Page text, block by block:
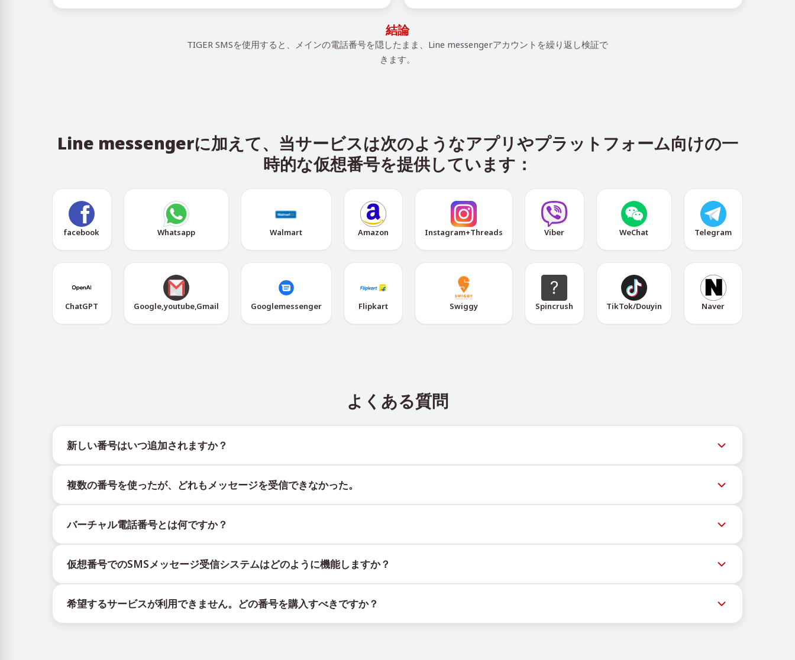
結論
TIGER SMSを使用すると、メインの電話番号を隠したまま、Line messengerアカウントを繰り返し検証で
きます。
Line messengerに加えて、当サービスは次のようなアプリやプラットフォーム向けの一
時的な仮想番号を提供しています：
facebook Whatsapp Walmart Amazon Instagram+Threads Viber WeChat Telegram
ChatGPT Google,youtube,Gmail Googlemessenger Flipkart Swiggy Spincrush TikTok/Douyin Naver
よくある質問
新しい番号はいつ追加されますか？
更新を提供します。
複数の番号を使ったが、どれもメッセージを受信できなかった。
ックされる場合があります。配信成功率を高めるには、次の方法をお試しください：
新しい番号を継続的に使用する。
異なる国の番号を試してください。
バーチャル電話番号とは何ですか？
証コードを含むSMSメッセージの受信です。
仮想番号でのSMSメッセージ受信システムはどのように機能しますか？
に顧客へ携帯番号を割り当てるカスタムソフトウェアを使用しています。
希望するサービスが利用できません。どの番号を購入すべきですか？